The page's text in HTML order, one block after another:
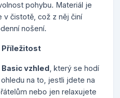
pohybu. Materiál je
v čistotě, což z něj činí
nošení.
Příležitost
Basic vzhled , který se hodí
na to, jestli jdete na
nebo jen relaxujete